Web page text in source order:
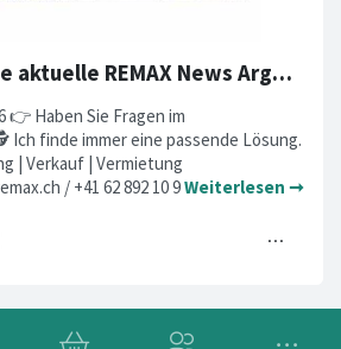
🎈 Brandneu! Die aktuelle REMAX News Argovia
Haben Sie Fragen im
Ich finde immer eine passende Lösung.
| Verkauf | Vermietung
/ +41 62 892 10 9Weiterlesen ➞